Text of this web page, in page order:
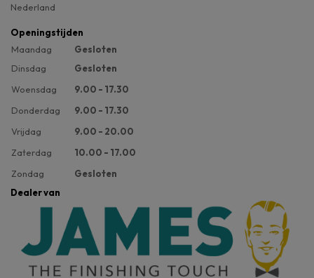
Nederland
Openingstijden
Maandag
Gesloten
Dinsdag
Gesloten
Woensdag
9.00 - 17.30
Donderdag
9.00 - 17.30
Vrijdag
9.00 - 20.00
Zaterdag
10.00 - 17.00
Zondag
Gesloten
Dealer van